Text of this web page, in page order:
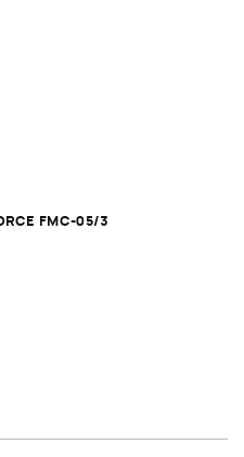
FMC-05/3